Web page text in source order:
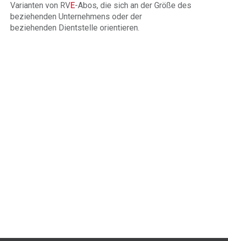
Varianten von RVE-Abos, die sich an der Größe des
beziehenden Unternehmens oder der
beziehenden Dientstelle orientieren.